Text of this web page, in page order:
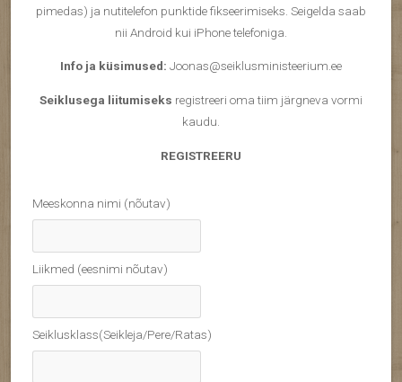
pimedas) ja nutitelefon punktide fikseerimiseks. Seigelda saab
nii Android kui iPhone telefoniga.
Info ja küsimused: Joonas@seiklusministeerium.ee
Seiklusega liitumiseks registreeri oma tiim järgneva vormi
kaudu.
REGISTREERU
Meeskonna nimi (nõutav)
Liikmed (eesnimi nõutav)
Seiklusklass(Seikleja/Pere/Ratas)